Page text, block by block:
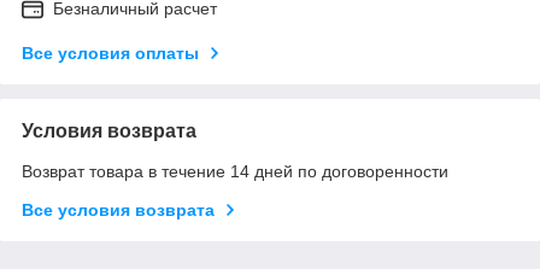
Безналичный расчет
Все условия оплаты
Условия возврата
Возврат товара в течение 14 дней по договоренности
Все условия возврата